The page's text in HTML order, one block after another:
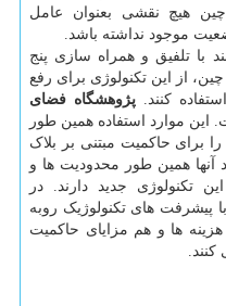
هیچ نقشی بعنوان عامل
موجود نداشته باشد.
با تلفیق و همراه سازی پنج
چین، از این تکنولوژی برای رفع
کنند. پژوهشگاه فضای
این موارد استفاده همین طور
برای حاکمیت مبتنی بر بلاک
آنها همین طور محدودیت ها و
تکنولوژی جدید دارند. در
پیشرفت های تکنولوژیک روبه
ها و هم مزایای حاکمیت